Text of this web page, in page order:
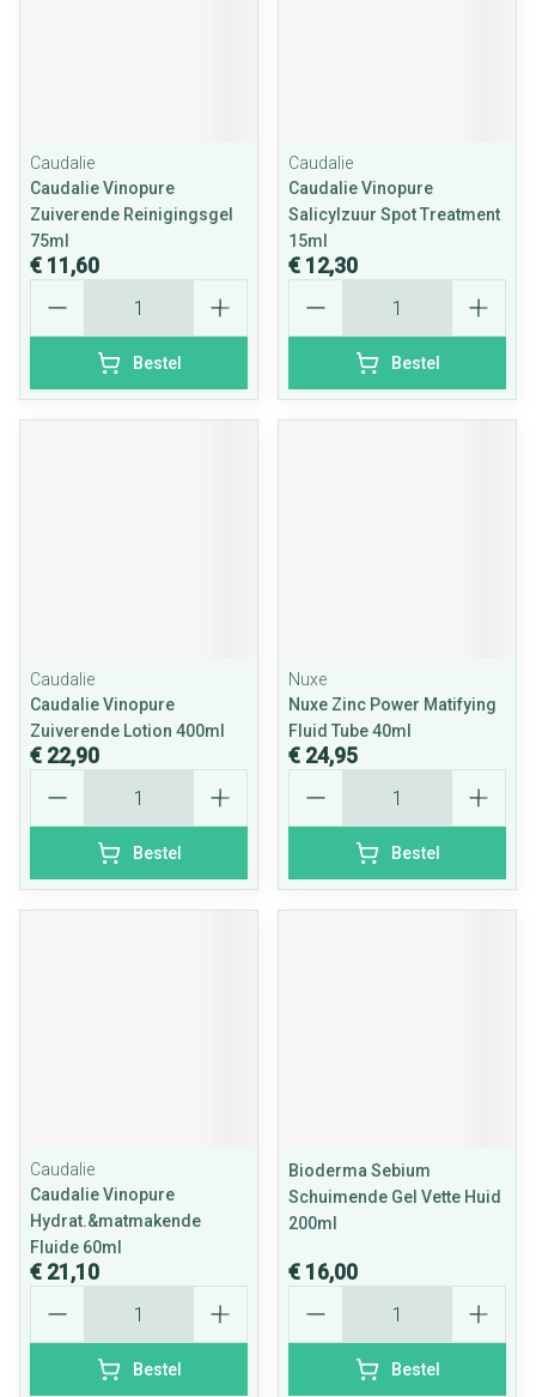
Caudalie
Caudalie Vinopure
Zuiverende Reinigingsgel
75ml
€ 11,60
Bestel
Caudalie
Caudalie Vinopure
Salicylzuur Spot Treatment
15ml
€ 12,30
Bestel
Caudalie
Caudalie Vinopure
Zuiverende Lotion 400ml
€ 22,90
Bestel
Nuxe
Nuxe Zinc Power Matifying
Fluid Tube 40ml
€ 24,95
Bestel
Caudalie
Caudalie Vinopure
Hydrat.&matmakende
Fluide 60ml
€ 21,10
Bestel
Bioderma Sebium
Schuimende Gel Vette Huid
200ml
€ 16,00
Bestel